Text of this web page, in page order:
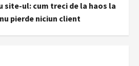
site-ul: cum treci de la haos la
pierde niciun client